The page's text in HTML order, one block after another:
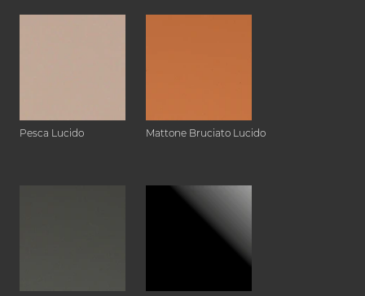
Pesca Lucido Mattone Bruciato Lucido